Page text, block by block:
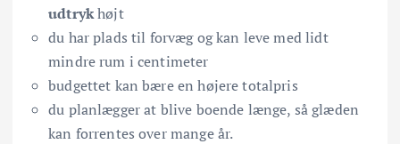
udtrykhøjt
du har plads til forvæg og kan leve med lidt
mindre rum i centimeter
budgettet kan bære en højere totalpris
du planlægger at blive boende længe, så glæden
kan forrentes over mange år.